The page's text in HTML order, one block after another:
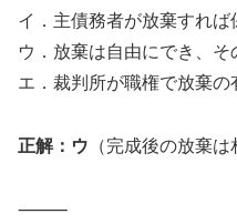
イ．主債務者が放棄すれば
ウ．放棄は自由にでき、
エ．裁判所が職権で放棄の
正解：ウ （完成後の放棄は
⸻